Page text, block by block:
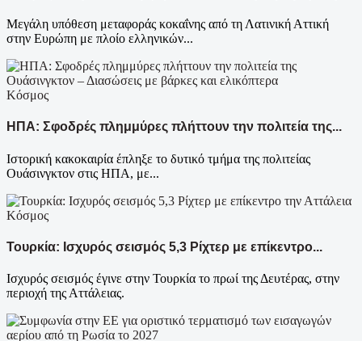
Μεγάλη υπόθεση μεταφοράς κοκαΐνης από τη Λατινική Αττική
στην Ευρώπη με πλοίο ελληνικών...
Κόσμος
ΗΠΑ: Σφοδρές πλημμύρες πλήττουν την πολιτεία της...
Ιστορική κακοκαιρία έπληξε το δυτικό τμήμα της πολιτείας
Ουάσινγκτον στις ΗΠΑ, με...
Κόσμος
Τουρκία: Ισχυρός σεισμός 5,3 Ρίχτερ με επίκεντρο...
Ισχυρός σεισμός έγινε στην Τουρκία το πρωί της Δευτέρας, στην
περιοχή της Αττάλειας.